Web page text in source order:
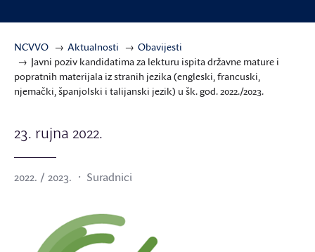
NCVVO Aktualnosti
Obavijesti
Javni poziv kandidatima za lekturu ispita državne mature i
popratnih materijala iz stranih jezika (engleski, francuski,
njemački, španjolski i talijanski jezik) u šk. god. 2022./2023.
23. rujna 2022.
2022. / 2023. Suradnici